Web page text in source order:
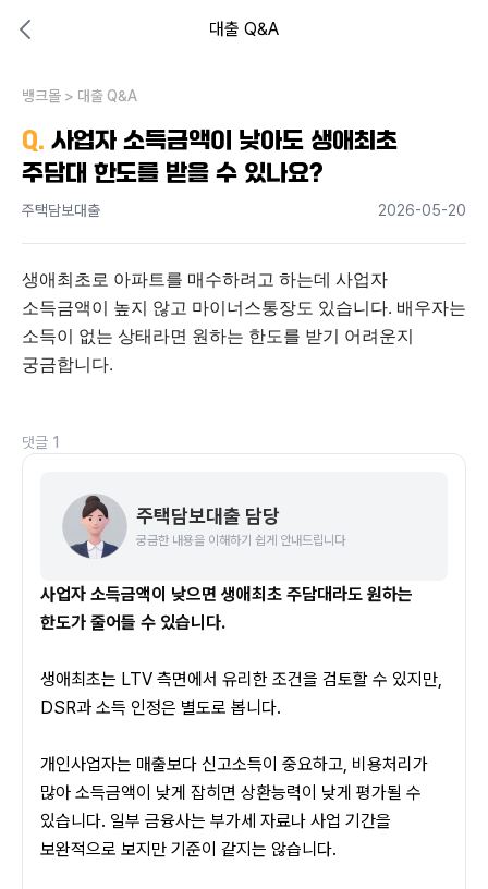
대출 Q&A
내 상황엔 어떤 방법이 있을까?
뱅크몰 > 대출 Q&A
Q. 사업자 소득금액이 낮아도 생애최초
주담대 한도를 받을 수 있나요?
주택담보대출 2026-05-20
생애최초로 아파트를 매수하려고 하는데 사업자
소득금액이 높지 않고 마이너스통장도 있습니다. 배우자는
소득이 없는 상태라면 원하는 한도를 받기 어려운지
궁금합니다.
댓글 1
주택담보대출 담당
궁금한 내용을 이해하기 쉽게 안내드립니다
사업자 소득금액이 낮으면 생애최초 주담대라도 원하는
한도가 줄어들 수 있습니다.
생애최초는 LTV 측면에서 유리한 조건을 검토할 수 있지만,
DSR과 소득 인정은 별도로 봅니다.
개인사업자는 매출보다 신고소득이 중요하고, 비용처리가
많아 소득금액이 낮게 잡히면 상환능력이 낮게 평가될 수
있습니다. 일부 금융사는 부가세 자료나 사업 기간을
보완적으로 보지만 기준이 같지는 않습니다.